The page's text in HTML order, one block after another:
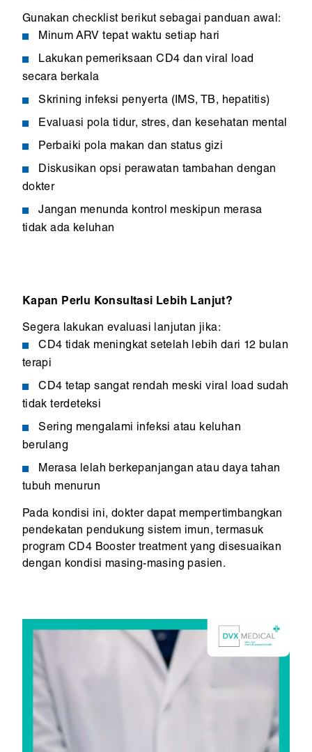
Gunakan checklist berikut sebagai panduan awal:
Minum ARV tepat waktu setiap hari
Lakukan pemeriksaan CD4 dan viral load
secara berkala
Skrining infeksi penyerta (IMS, TB, hepatitis)
Evaluasi pola tidur, stres, dan kesehatan mental
Perbaiki pola makan dan status gizi
Diskusikan opsi perawatan tambahan dengan
dokter
Jangan menunda kontrol meskipun merasa
tidak ada keluhan
Kapan Perlu Konsultasi Lebih Lanjut?
Segera lakukan evaluasi lanjutan jika:
CD4 tidak meningkat setelah lebih dari 12 bulan
terapi
CD4 tetap sangat rendah meski viral load sudah
tidak terdeteksi
Sering mengalami infeksi atau keluhan
berulang
Merasa lelah berkepanjangan atau daya tahan
tubuh menurun
Pada kondisi ini, dokter dapat mempertimbangkan
pendekatan pendukung sistem imun, termasuk
program CD4 Booster treatment yang disesuaikan
dengan kondisi masing-masing pasien.